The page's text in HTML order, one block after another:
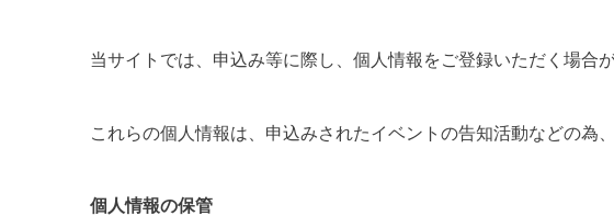
当サイトでは、申込み等に際し、個人情報をご登録いただく場合が
これらの個人情報は、申込みされたイベントの告知活動などの為
個人情報の保管